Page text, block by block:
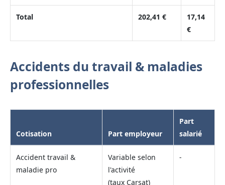
Total 202,41 €
17,14
€
Accidents du travail & maladies
professionnelles
Cotisation Part employeur
Part
salarié
Accident travail &
maladie pro
Variable selon
l'activité
(taux Carsat)
-